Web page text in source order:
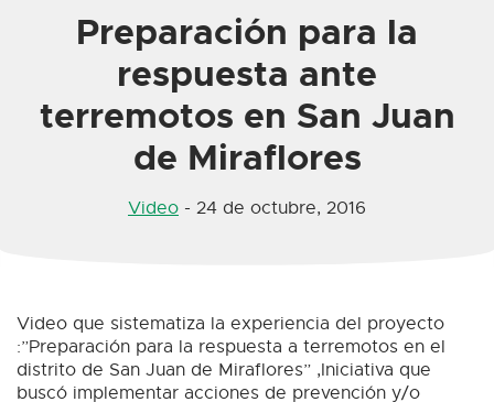
Preparación para la
respuesta ante
terremotos en San Juan
de Miraflores
Video - 24 de octubre, 2016
Video que sistematiza la experiencia del proyecto
:”Preparación para la respuesta a terremotos en el
distrito de San Juan de Miraflores” ,Iniciativa que
buscó implementar acciones de prevención y/o